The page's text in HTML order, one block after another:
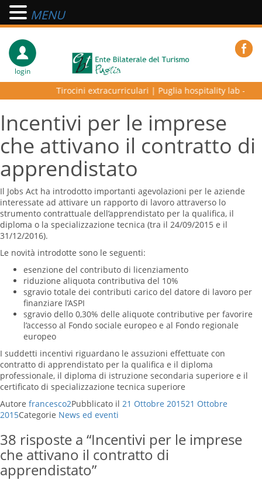
login
Tirocini extracurriculari|Puglia hospitality lab –
Incentivi per le imprese
che attivano il contratto di
apprendistato
Il Jobs Act ha introdotto importanti agevolazioni per le aziende
interessate ad attivare un rapporto di lavoro attraverso lo
strumento contrattuale dell’apprendistato per la qualifica, il
diploma o la specializzazione tecnica (tra il 24/09/2015 e il
31/12/2016).
Le novità introdotte sono le seguenti:
esenzione del contributo di licenziamento
riduzione aliquota contributiva del 10%
sgravio totale dei contributi carico del datore di lavoro per
finanziare l’ASPI
sgravio dello 0,30% delle aliquote contributive per favorire
l’accesso al Fondo sociale europeo e al Fondo regionale
europeo
I suddetti incentivi riguardano le assuzioni effettuate con
contratto di apprendistato per la qualifica e il diploma
professionale, il diploma di istruzione secondaria superiore e il
certificato di specializzazione tecnica superiore
Autore francesco2Pubblicato il 21 Ottobre 201521 Ottobre
2015Categorie News ed eventi
38 risposte a “Incentivi per le imprese
che attivano il contratto di
apprendistato”
MENU